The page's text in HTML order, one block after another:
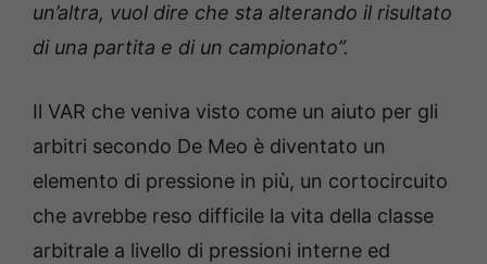
un’altra, vuol dire che sta alterando il risultato
di una partita e di un campionato”.
Il VAR che veniva visto come un aiuto per gli
arbitri secondo De Meo è diventato un
elemento di pressione in più, un cortocircuito
che avrebbe reso difficile la vita della classe
arbitrale a livello di pressioni interne ed